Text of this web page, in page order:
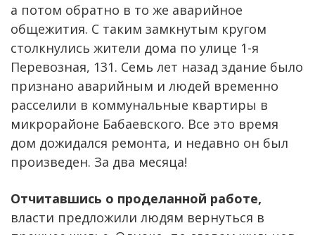
а потом обратно в то же аварийное
общежития. С таким замкнутым кругом
столкнулись жители дома по улице 1-я
Перевозная, 131. Семь лет назад здание было
признано аварийным и людей временно
расселили в коммунальные квартиры в
микрорайоне Бабаевского. Все это время
дом дожидался ремонта, и недавно он был
произведен. За два месяца!
Отчитавшись о проделанной работе,
власти предложили людям вернуться в